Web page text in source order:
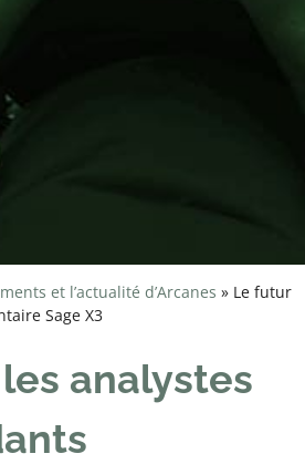
et l’actualité d’Arcanes » Le futur
Sage X3
analystes